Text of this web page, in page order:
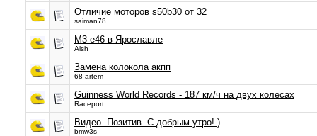
Отличие моторов s50b30 от 32
saiman78
М3 е46 в Ярославле
Alsh
Замена колокола акпп
68-artem
Guinness World Records - 187 км/ч на двух колесах
Raceport
Видео. Позитив. С добрым утро! )
bmw3s